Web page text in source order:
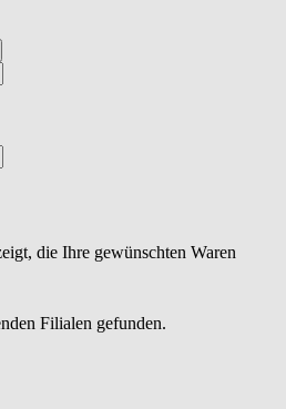
die Ihre gewünschten Waren
Filialen gefunden.